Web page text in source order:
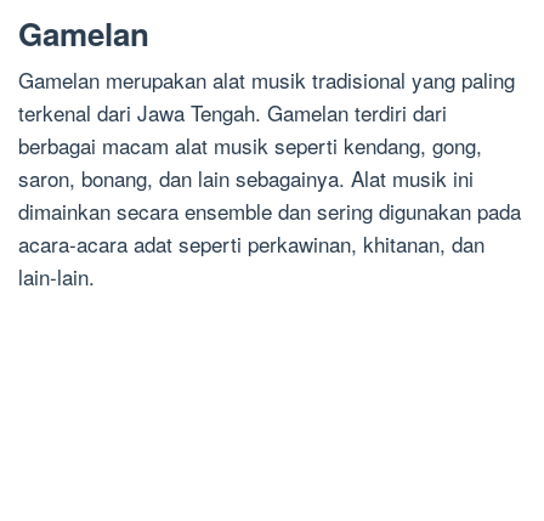
Gamelan
Gamelan merupakan alat musik tradisional yang paling
terkenal dari Jawa Tengah. Gamelan terdiri dari
berbagai macam alat musik seperti kendang, gong,
saron, bonang, dan lain sebagainya. Alat musik ini
dimainkan secara ensemble dan sering digunakan pada
acara-acara adat seperti perkawinan, khitanan, dan
lain-lain.